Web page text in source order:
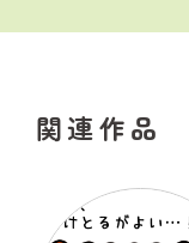
関連作品